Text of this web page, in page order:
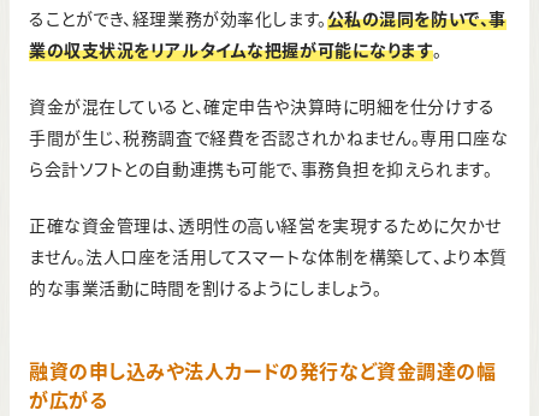
ることができ、経理業務が効率化します。公私の混同を防いで、事
業の収支状況をリアルタイムな把握が可能になります。
資金が混在していると、確定申告や決算時に明細を仕分けする
手間が生じ、税務調査で経費を否認されかねません。専用口座な
ら会計ソフトとの自動連携も可能で、事務負担を抑えられます。
正確な資金管理は、透明性の高い経営を実現するために欠かせ
ません。法人口座を活用してスマートな体制を構築して、より本質
的な事業活動に時間を割けるようにしましょう。
融資の申し込みや法人カードの発行など資金調達の幅
が広がる